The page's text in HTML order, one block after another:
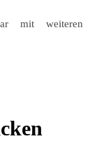
mit weiteren